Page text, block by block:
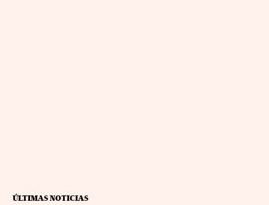
ÚLTIMAS NOTICIAS